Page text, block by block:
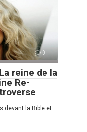
0
reine de la
Re-
devant la Bible et